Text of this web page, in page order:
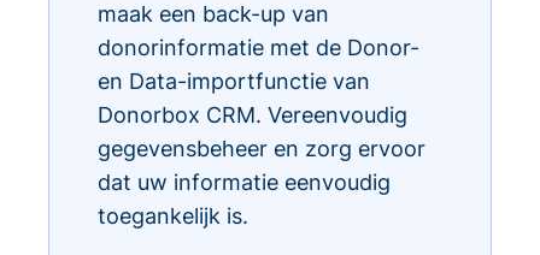
maak een back-up van
donorinformatie met de Donor-
en Data-importfunctie van
Donorbox CRM. Vereenvoudig
gegevensbeheer en zorg ervoor
dat uw informatie eenvoudig
toegankelijk is.